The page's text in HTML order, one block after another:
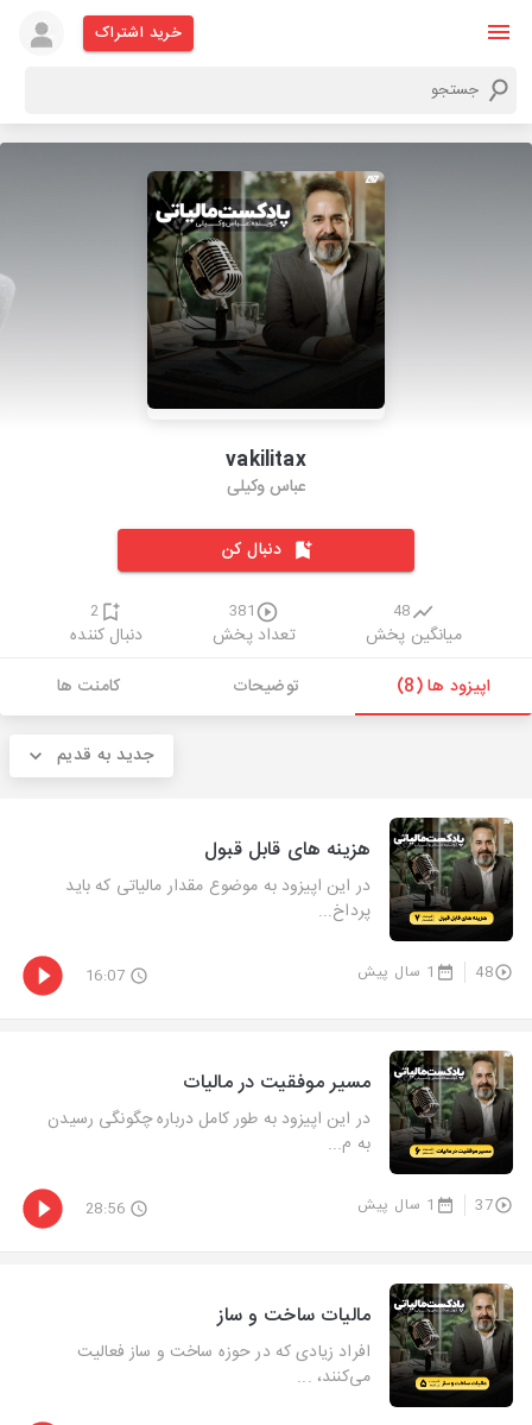
خرید اشتراک
vakilitax
عباس وکیلی
دنبال کن
48
میانگین پخش
381
تعداد پخش
2
دنبال کننده
اپیزود ها (8)
توضیحات کامنت ها
جدید به قدیم
هزینه های قابل قبول
در این اپیزود به موضوع مقدار مالیاتی که باید
پرداخ...
48 1 سال پیش 16:07
مسیر موفقیت در مالیات
در این اپیزود به طور کامل درباره چگونگی رسیدن
به م...
37 1 سال پیش 28:56
مالیات ساخت و ساز
افراد زیادی که در حوزه ساخت و ساز فعالیت
می‌کنند، ...